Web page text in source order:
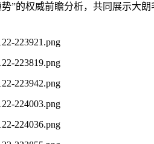
”的权威前瞻分析，共同展示大